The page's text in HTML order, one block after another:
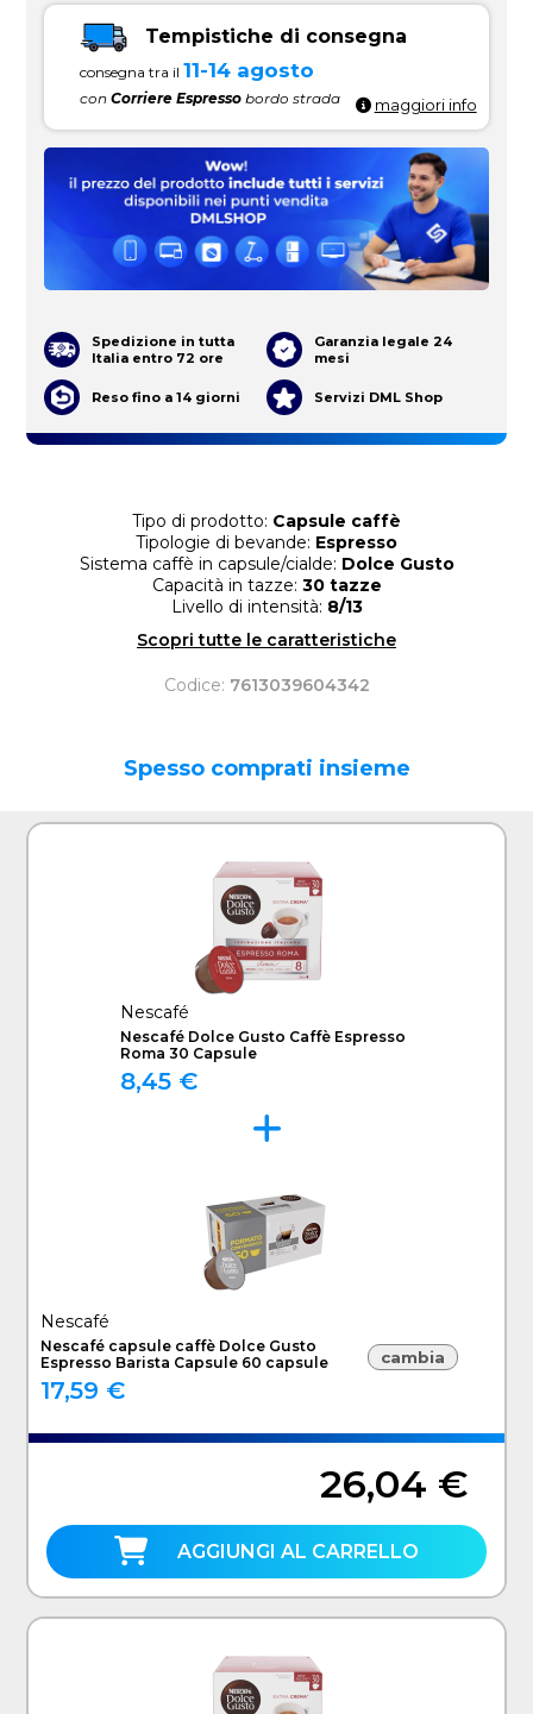
Tipo di prodotto: Capsule caffè
Tipologie di bevande: Espresso
Sistema caffè in capsule/cialde: Dolce Gusto
Capacità in tazze: 30 tazze
Livello di intensità: 8/13
Scopri tutte le caratteristiche
Codice: 7613039604342
Tempistiche di consegna
consegna tra il 11-14 agosto
conCorriere Espresso bordo strada maggiori info
Spedizione in tutta
Italia entro 72 ore
Garanzia legale 24
mesi
Reso fino a 14 giorni Servizi DML Shop
Spesso comprati insieme
Nescafé
Nescafé Dolce Gusto Caffè Espresso
Roma 30 Capsule
8,45 €
Nescafé
Nescafé capsule caffè Dolce Gusto
Espresso Barista Capsule 60 capsule
17,59 €
cambia
26,04 €
AGGIUNGI AL CARRELLO